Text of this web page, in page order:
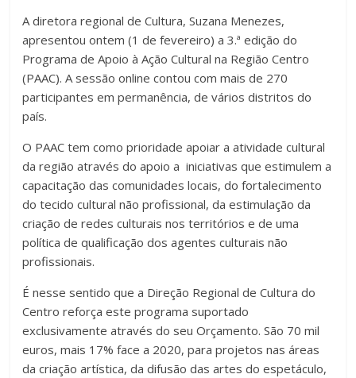
A diretora regional de Cultura, Suzana Menezes,
apresentou ontem (1 de fevereiro) a 3.ª edição do
Programa de Apoio à Ação Cultural na Região Centro
(PAAC). A sessão online contou com mais de 270
participantes em permanência, de vários distritos do
país.
O PAAC tem como prioridade apoiar a atividade cultural
da região através do apoio a iniciativas que estimulem a
capacitação das comunidades locais, do fortalecimento
do tecido cultural não profissional, da estimulação da
criação de redes culturais nos territórios e de uma
política de qualificação dos agentes culturais não
profissionais.
É nesse sentido que a Direção Regional de Cultura do
Centro reforça este programa suportado
exclusivamente através do seu Orçamento. São 70 mil
euros, mais 17% face a 2020, para projetos nas áreas
da criação artística, da difusão das artes do espetáculo,